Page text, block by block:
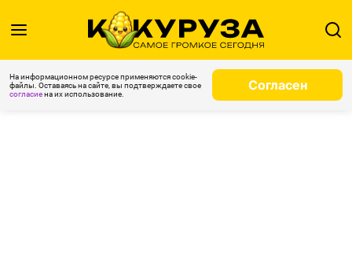
На информационном ресурсе применяются cookie-
файлы. Оставаясь на сайте, вы подтверждаете свое
согласиена их использование.
Согласен